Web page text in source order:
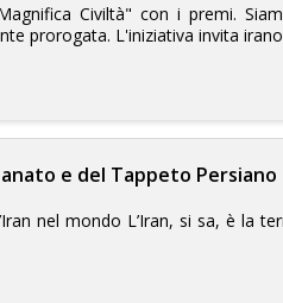
Civiltà" con i premi.
prorogata. L'iniziativa invita
e del Tappeto Persiano
nel mondo L’Iran, si sa, è